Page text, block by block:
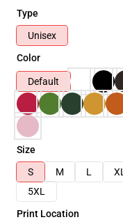
Type
Unisex
Color
Default
Size
S
M L XL
5XL
Print Location